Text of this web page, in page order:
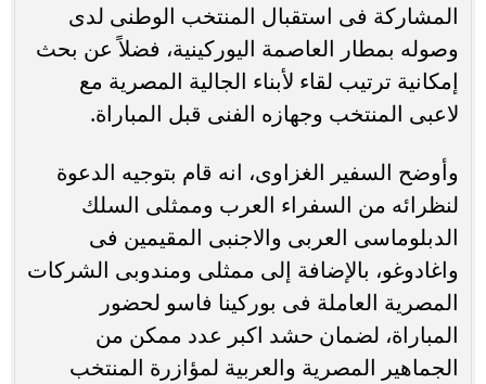
المشاركة فى استقبال المنتخب الوطنى لدى
وصوله بمطار العاصمة اليوركينية، فضلاً عن بحث
إمكانية ترتيب لقاء لأبناء الجالية المصرية مع
لاعبى المنتخب وجهازه الفنى قبل المباراة.
وأوضح السفير الغزاوى، انه قام بتوجيه الدعوة
لنظرائه من السفراء العرب وممثلى السلك
الدبلوماسى العربى والاجنبى المقيمين فى
واغادوغو، بالإضافة إلى ممثلى ومندوبى الشركات
المصرية العاملة فى بوركينا فاسو لحضور
المباراة، لضمان حشد اكبر عدد ممكن من
الجماهير المصرية والعربية لمؤازرة المنتخب